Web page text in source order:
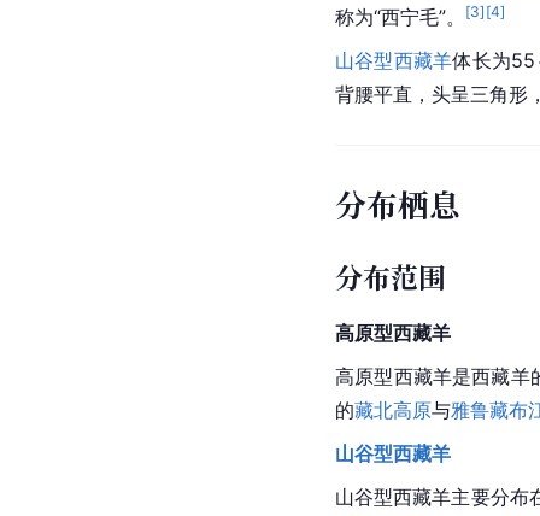
称为“西宁毛”。
[3] [4]
山谷型西藏羊体长为
背腰平直，头呈三角形
分布栖息
分布范围
高原型西藏羊
高原型西藏羊是西藏羊
的藏北高原与雅鲁藏布
山谷型西藏羊
山谷型西藏羊主要分布